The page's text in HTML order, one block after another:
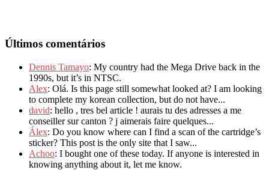
Últimos comentários
Dennis Tamayo: My country had the Mega Drive back in the
1990s, but it’s in NTSC.
Alex: Olá. Is this page still somewhat looked at? I am looking
to complete my korean collection, but do not have...
david: hello , tres bel article ! aurais tu des adresses a me
conseiller sur canton ? j aimerais faire quelques...
Álex: Do you know where can I find a scan of the cartridge’s
sticker? This post is the only site that I saw...
Achoo: I bought one of these today. If anyone is interested in
knowing anything about it, let me know.